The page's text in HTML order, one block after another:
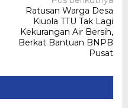
Ratusan Warga Desa
Kiuola TTU Tak Lagi
Kekurangan Air Bersih,
Berkat Bantuan BNPB
Pusat